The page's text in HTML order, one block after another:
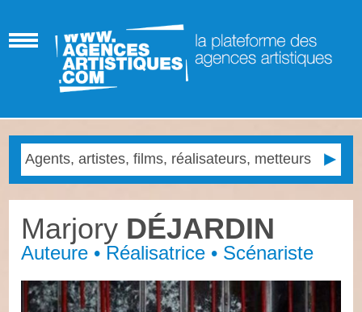
Marjory DÉJARDIN
Auteure • Réalisatrice • Scénariste